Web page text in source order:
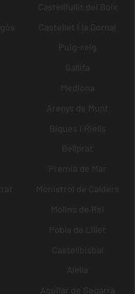
Castellfullit del Boix
Castellet i la Gornal
Puig-reig
Gallifa
Mediona
Arenys de Munt
Bigues i Riells
Bellprat
Premià de Mar
Monistrol de Calders
Molins de Rei
Pobla de Lillet
Castellbisbal
Alella
Aguilar de Segarra